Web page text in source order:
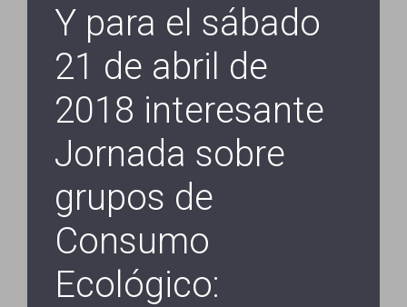
Y para el sábado
21 de abril de
2018 interesante
Jornada sobre
grupos de
Consumo
Ecológico: